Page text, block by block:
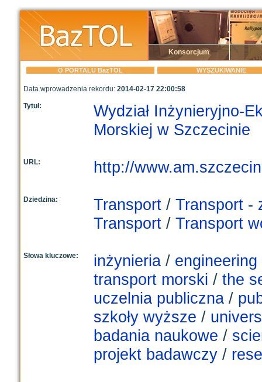
Konsorcjum
O PORTALU BazTOL WYSZUKIWANIE
Data wprowadzenia rekordu: 2014-02-17 22:00:58
Tytuł:
Wydział Inżynieryjno-
Morskiej w Szczecinie
URL: http://
Dziedzina: Transport/ Transport -
Transport/ Transport
Słowa kluczowe: inżynieria/ engineering
transport morski / the
uczelnia publiczna/
szkoły wyższe /
badania naukowe /
projekt badawczy/